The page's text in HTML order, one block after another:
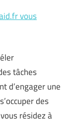
vous
tâches
d’engager une
des
résidez à